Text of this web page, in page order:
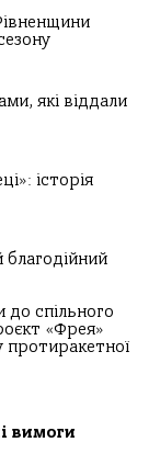
які віддали
історія
благодійний
до спільного
«Фрея»
протиракетної
вимоги